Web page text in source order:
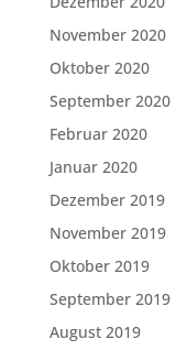
November 2020
Oktober 2020
September 2020
Februar 2020
Januar 2020
Dezember 2019
November 2019
Oktober 2019
September 2019
August 2019